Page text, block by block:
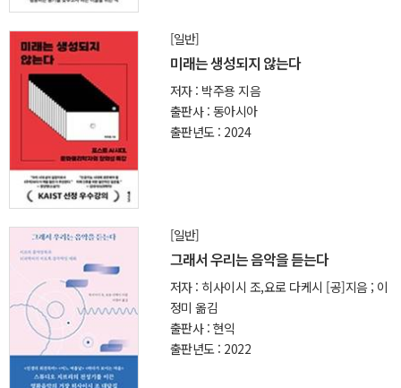
[일반]
미래는 생성되지 않는다
저자 : 박주용 지음
출판사 : 동아시아
출판년도 : 2024
[일반]
그래서 우리는 음악을 듣는다
저자 : 히사이시 조,요로 다케시 [공]지음 ; 이
정미 옮김
출판사 : 현익
출판년도 : 2022